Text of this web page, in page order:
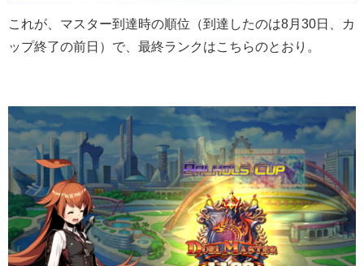
これが、マスター到達時の順位（到達したのは8月30日、カ
ップ終了の前日）で、最終ランクはこちらのとおり。